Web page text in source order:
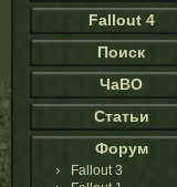
Fallout 4
Поиск
ЧаВО
Статьи
Форум
Fallout 3